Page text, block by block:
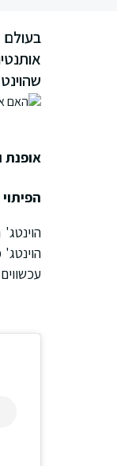
בעולם
אופנת